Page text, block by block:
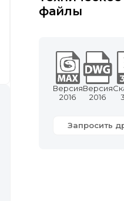
файлы
Версия
2016
Версия
2016
Запросить